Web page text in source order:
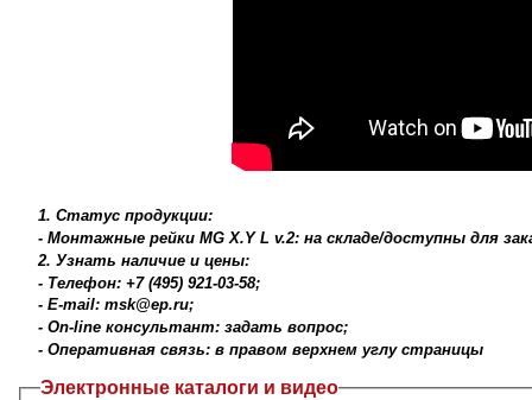
1. Статус продукции:
- Монтажные рейки MG X.Y L v.2: на складе/доступны для
2. Узнать наличие и цены:
- Телефон: +7 (495) 921-03-58;
- E-mail: msk@ep.ru;
- On-line консультант: задать вопрос;
- Оперативная связь: в правом верхнем углу страницы
Электронные каталоги и видео